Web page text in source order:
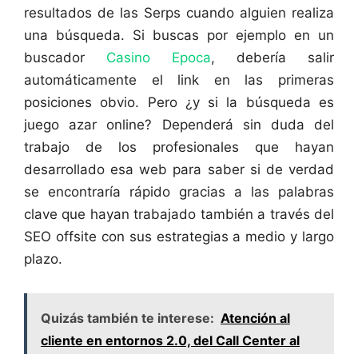
resultados de las Serps cuando alguien realiza
una búsqueda. Si buscas por ejemplo en un
buscador Casino Epoca, debería salir
automáticamente el link en las primeras
posiciones obvio. Pero ¿y si la búsqueda es
juego azar online? Dependerá sin duda del
trabajo de los profesionales que hayan
desarrollado esa web para saber si de verdad
se encontraría rápido gracias a las palabras
clave que hayan trabajado también a través del
SEO offsite con sus estrategias a medio y largo
plazo.
Quizás también te interese: Atención al
cliente en entornos 2.0, del Call Center al